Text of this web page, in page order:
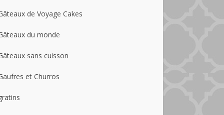
de Voyage Cakes
du monde
sans cuisson
et Churros